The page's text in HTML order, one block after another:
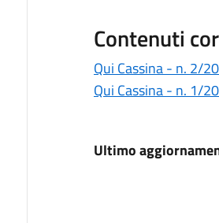
Contenuti
Qui Cassina - n. 2/
Qui Cassina - n. 1/
Ultimo